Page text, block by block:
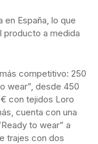
España, lo que
producto a medida
competitivo: 250
wear”, desde 450
con tejidos Loro
cuenta con una
to wear” a
trajes con dos